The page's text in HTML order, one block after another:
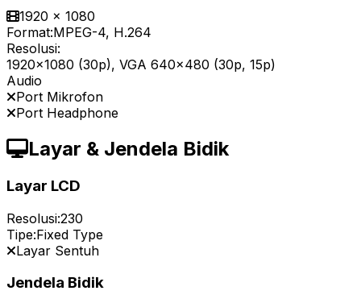
1920 x 1080
Format:MPEG-4, H.264
Resolusi:
1920x1080 (30p), VGA 640x480 (30p, 15p)
Audio
Port Mikrofon
Port Headphone
Layar & Jendela Bidik
Layar LCD
Resolusi:230
Tipe:Fixed Type
Layar Sentuh
Jendela Bidik